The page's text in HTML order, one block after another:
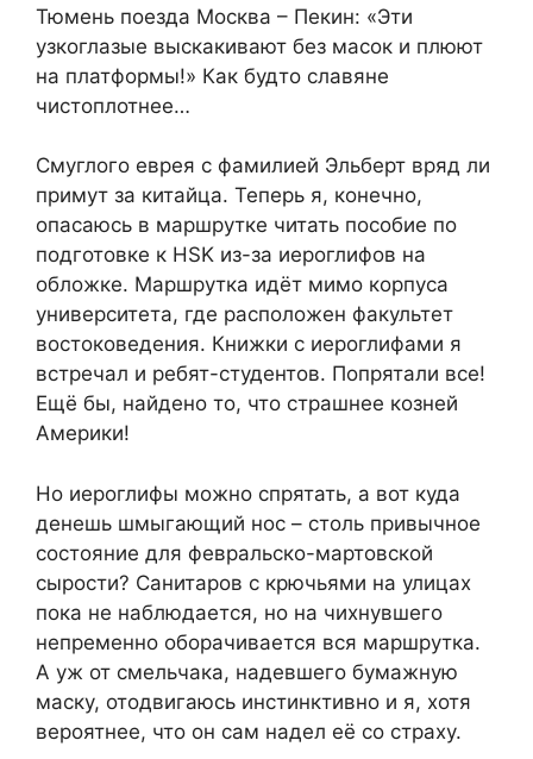
Тюмень поезда Москва – Пекин: «Эти
узкоглазые выскакивают без масок и плюют
на платформы!» Как будто славяне
чистоплотнее…
Смуглого еврея с фамилией Эльберт вряд ли
примут за китайца. Теперь я, конечно,
опасаюсь в маршрутке читать пособие по
подготовке к HSK из-за иероглифов на
обложке. Маршрутка идёт мимо корпуса
университета, где расположен факультет
востоковедения. Книжки с иероглифами я
встречал и ребят-студентов. Попрятали все!
Ещё бы, найдено то, что страшнее козней
Америки!
Но иероглифы можно спрятать, а вот куда
денешь шмыгающий нос – столь привычное
состояние для февральско-мартовской
сырости? Санитаров с крючьями на улицах
пока не наблюдается, но на чихнувшего
непременно оборачивается вся маршрутка.
А уж от смельчака, надевшего бумажную
маску, отодвигаюсь инстинктивно и я, хотя
вероятнее, что он сам надел её со страху.